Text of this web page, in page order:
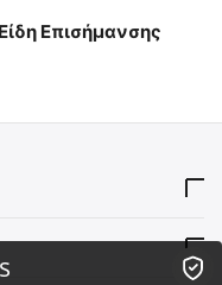
Είδη Επισήμανσης